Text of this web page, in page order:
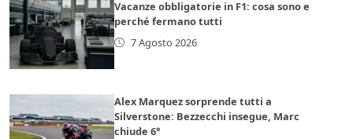
Vacanze obbligatorie in F1: cosa sono e
perché fermano tutti
7 Agosto 2026
Alex Marquez sorprende tutti a
Silverstone: Bezzecchi insegue, Marc
chiude 6°